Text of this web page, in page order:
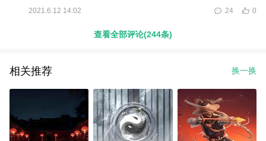
2021.6.12 14:02 0
24
查看全部评论(244条)
相关推荐 换一换